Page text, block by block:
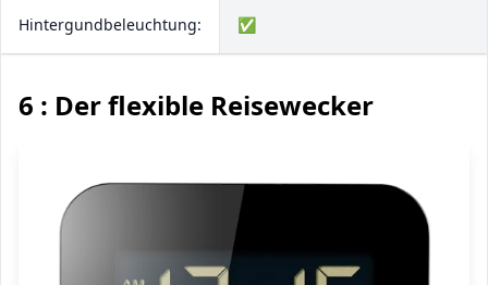
Hintergundbeleuchtung: ✅
6 : Der flexible Reisewecker